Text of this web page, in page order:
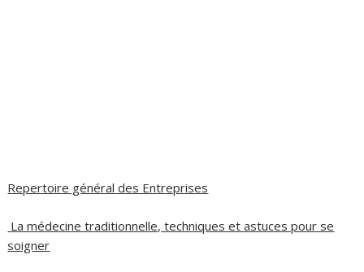
Repertoire général des Entreprises
La médecine traditionnelle, techniques et astuces pour se
soigner